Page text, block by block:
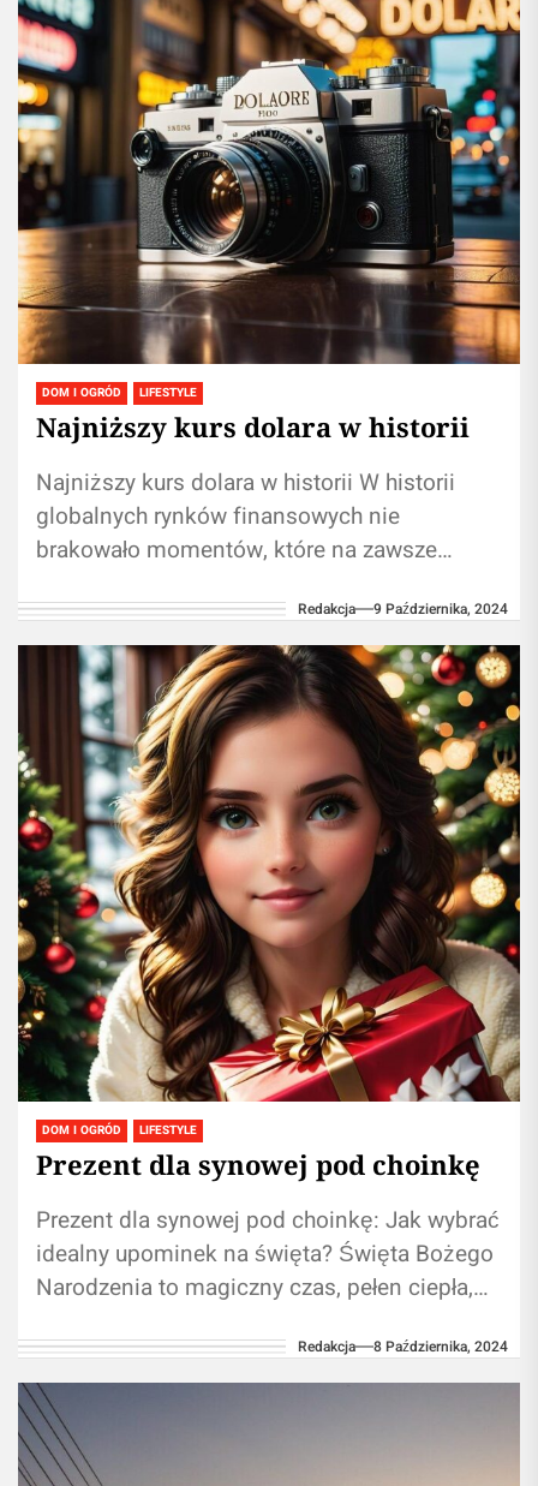
DOM I OGRÓD LIFESTYLE
Najniższy kurs dolara w historii
Najniższy kurs dolara w historii W historii
globalnych rynków finansowych nie
brakowało momentów, które na zawsze
walut. Jednym z takich... Redakcja 9 Października, 2024
DOM I OGRÓD LIFESTYLE
Prezent dla synowej pod choinkę
Prezent dla synowej pod choinkę: Jak wybrać
idealny upominek na święta? Święta Bożego
Narodzenia to magiczny czas, pełen ciepła,
Redakcja 8 Października, 2024